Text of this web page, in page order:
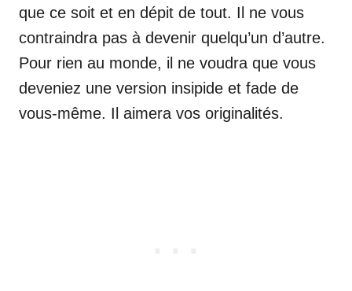
que ce soit et en dépit de tout. Il ne vous
contraindra pas à devenir quelqu’un d’autre.
Pour rien au monde, il ne voudra que vous
deveniez une version insipide et fade de
vous-même. Il aimera vos originalités.